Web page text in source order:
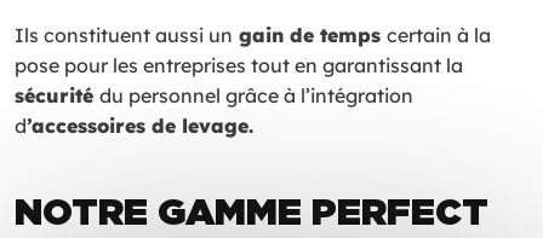
Ils constituent aussi un gain de temps certain à la
pose pour les entreprises tout en garantissant la
sécurité du personnel grâce à l’intégration
d’accessoires de levage.
NOTRE GAMME PERFECT